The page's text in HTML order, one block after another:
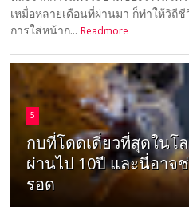
เหมื่อหลายเดือนที่ผ่านมา ก็ทำให้วิถี
การใส่หน้าก... Readmore
5
กบที่โดดเดี่ยวที่สุดในโ
ผ่านไป 10ปี และนี่อาจ
รอด